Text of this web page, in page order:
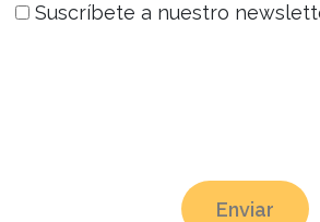
Suscríbete a nuestro
Enviar